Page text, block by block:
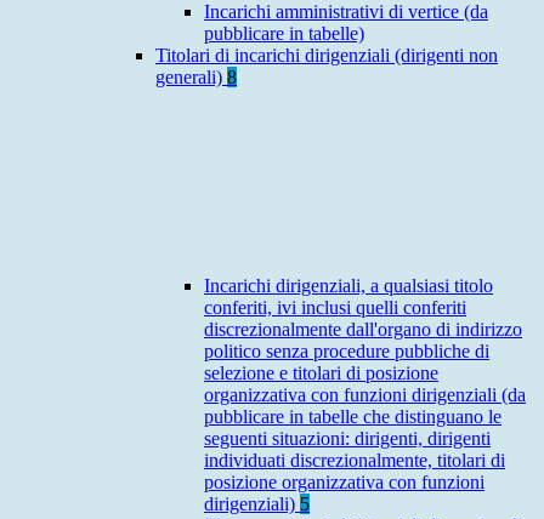
Incarichi amministrativi di vertice (da
pubblicare in tabelle)
Titolari di incarichi dirigenziali (dirigenti non
generali) 8
Incarichi dirigenziali, a qualsiasi titolo
conferiti, ivi inclusi quelli conferiti
discrezionalmente dall'organo di indirizzo
politico senza procedure pubbliche di
selezione e titolari di posizione
organizzativa con funzioni dirigenziali (da
pubblicare in tabelle che distinguano le
seguenti situazioni: dirigenti, dirigenti
individuati discrezionalmente, titolari di
posizione organizzativa con funzioni
dirigenziali) 5